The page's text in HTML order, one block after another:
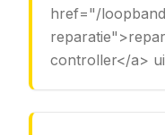
href="/
controller</a>